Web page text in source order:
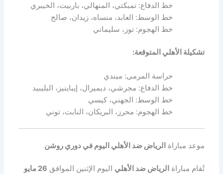
خط الدفاع: تمبكتي، المنهالي، باربيت، الخيبري
خط الوسط: العابد، منساه، زيدان، صالح
خط الهجوم: توز، سليماني
تشكيلة الأهلي المتوقعة:
حراسة المرمى: ميندي
خط الدفاع: مجرشي، ديميرال، إيباينيز، البليبيد
خط الوسط: الجهني، كيسي
خط الهجوم: محرز، البريكان، النابت، توني
موعد مباراة الرياض ضد الأهلي اليوم في دوري روشن
تُقام مباراة الرياض ضد الأهلي اليوم الإثنين الموافق
26 مايو